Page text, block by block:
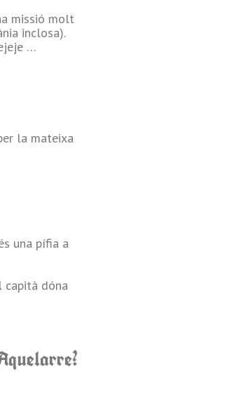
missió molt
inclosa).
…
la mateixa
una pífia a
capità dóna